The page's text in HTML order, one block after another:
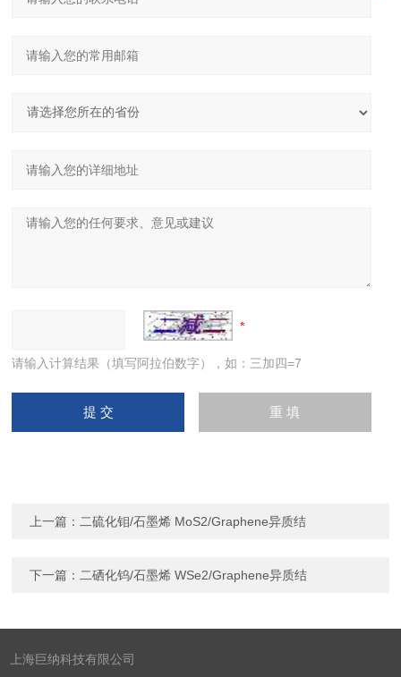
请输入计算结果（填写阿拉伯数字），如：三加四=7
上一篇： 二硫化钼/石墨烯 MoS2/Graphene异质结
下一篇： 二硒化钨/石墨烯 WSe2/Graphene异质结
上海巨纳科技有限公司